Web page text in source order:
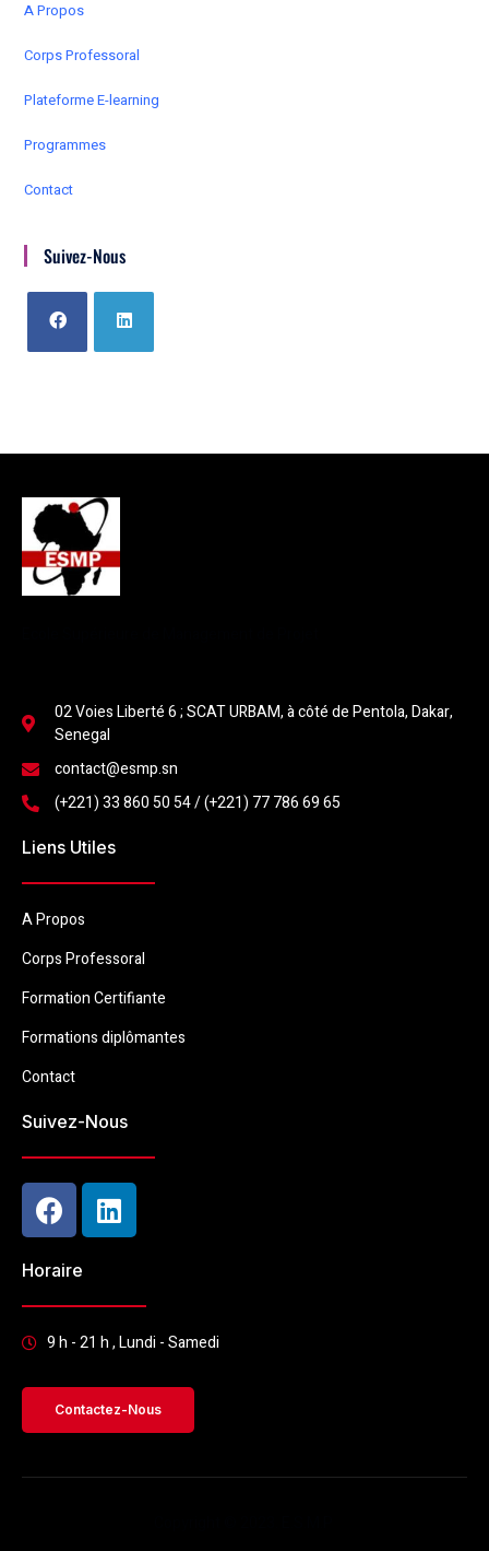
A Propos
Corps Professoral
Plateforme E-learning
Programmes
Contact
Suivez-Nous
02 Voies Liberté 6 ; SCAT URBAM, à côté de Pentola, Dakar,
Senegal
contact@esmp.sn
(+221) 33 860 50 54 / (+221) 77 786 69 65
Liens Utiles
A Propos
Corps Professoral
Formation Certifiante
Formations diplômantes
Contact
Suivez-Nous
Horaire
9 h - 21 h , Lundi - Samedi
Contactez-Nous